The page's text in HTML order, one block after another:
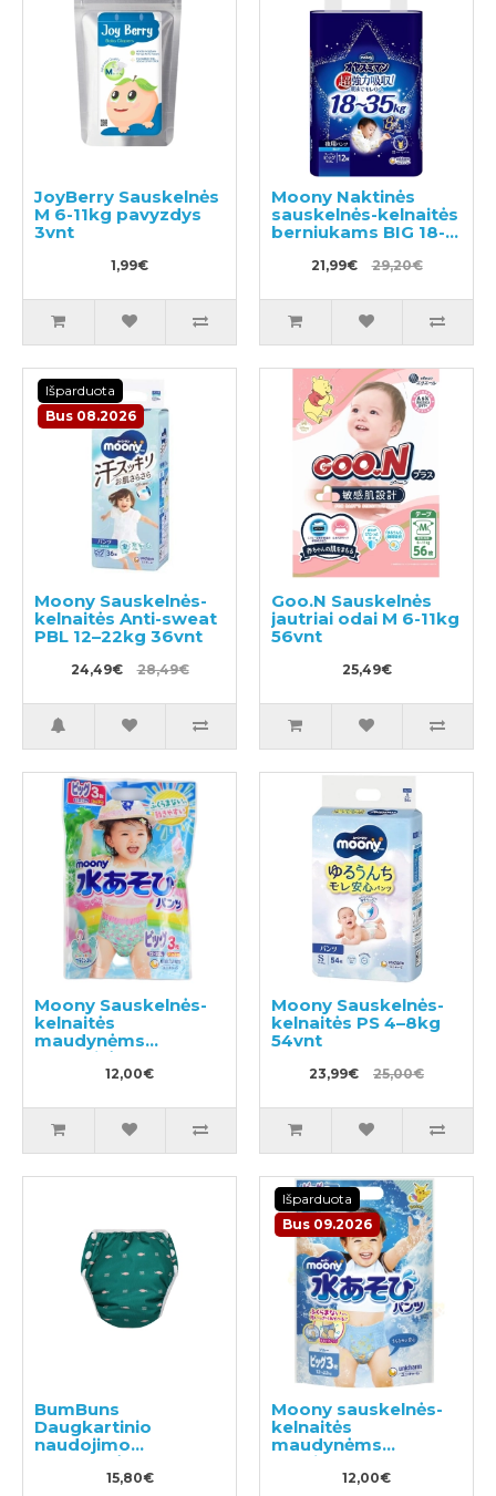
JoyBerry Sauskelnės
M 6-11kg pavyzdys
3vnt
1,99€
Moony Naktinės
sauskelnės-kelnaitės
berniukams BIG 18-
21,99€ 29,20€
Išparduota
Bus 08.2026
Moony Sauskelnės-
kelnaitės Anti-sweat
PBL 12–22kg 36vnt
24,49€ 28,49€
Goo.N Sauskelnės
jautriai odai M 6-11kg
56vnt
25,49€
Moony Sauskelnės-
kelnaitės
maudynėms
mergaitėms PBL 12-
22kg 3vnt12,00€
Moony Sauskelnės-
kelnaitės PS 4–8kg
54vnt
23,99€ 25,00€
BumBuns
Daugkartinio
naudojimo
sauskelnės
plaukimui ir tualeto
15,80€
Išparduota
Bus 09.2026
Moony sauskelnės-
kelnaitės
maudynėms
berniukams PBL 12-
22kg 3vnt12,00€